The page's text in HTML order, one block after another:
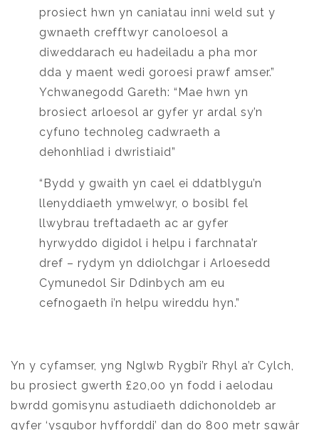
prosiect hwn yn caniatau inni weld sut y
gwnaeth crefftwyr canoloesol a
diweddarach eu hadeiladu a pha mor
dda y maent wedi goroesi prawf amser.”
Ychwanegodd Gareth: “Mae hwn yn
brosiect arloesol ar gyfer yr ardal sy’n
cyfuno technoleg cadwraeth a
dehonhliad i dwristiaid”
“Bydd y gwaith yn cael ei ddatblygu’n
llenyddiaeth ymwelwyr, o bosibl fel
llwybrau treftadaeth ac ar gyfer
hyrwyddo digidol i helpu i farchnata’r
dref – rydym yn ddiolchgar i Arloesedd
Cymunedol Sir Ddinbych am eu
cefnogaeth i’n helpu wireddu hyn.”
Yn y cyfamser, yng Nglwb Rygbi’r Rhyl a’r Cylch,
bu prosiect gwerth £20,00 yn fodd i aelodau
bwrdd gomisynu astudiaeth ddichonoldeb ar
gyfer ‘ysgubor hyfforddi’ dan do 800 metr sgwâr